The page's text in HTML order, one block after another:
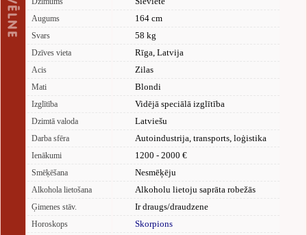
Augums 164 cm
Svars 58 kg
Dzīves vieta Rīga, Latvija
Acis Zilas
Mati Blondi
Izglītība Vidējā speciālā izglītība
Dzimtā valoda Latviešu
Darba sfēra Autoindustrija, transports, loģistika
Ienākumi 1200 - 2000 €
Smēķēšana Nesmēķēju
Alkohola lietošana Alkoholu lietoju saprāta robežās
Ģimenes stāv. Ir draugs/draudzene
Horoskops Skorpions